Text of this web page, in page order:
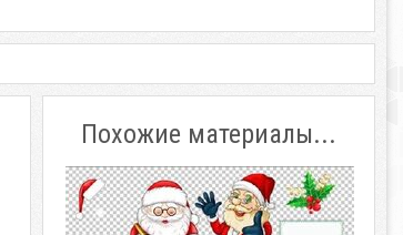
Похожие материалы...